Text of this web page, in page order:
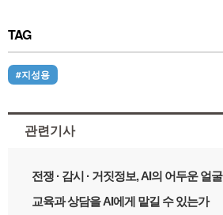
TAG
#지성용
관련기사
전쟁 · 감시 · 거짓정보, AI의 어두운 얼굴
교육과 상담을 AI에게 맡길 수 있는가